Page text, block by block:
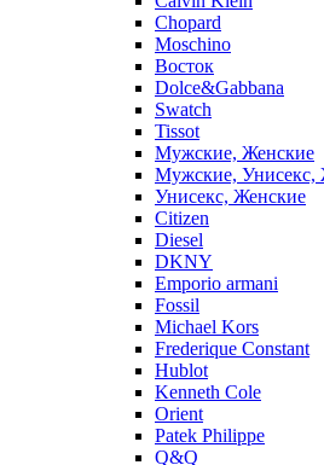
Chopard
Moschino
Восток
Dolce&Gabbana
Swatch
Tissot
Мужские, Женские
Мужские, Унисекс,
Унисекс, Женские
Citizen
Diesel
DKNY
Emporio armani
Fossil
Michael Kors
Frederique Constant
Hublot
Kenneth Cole
Orient
Patek Philippe
Q&Q